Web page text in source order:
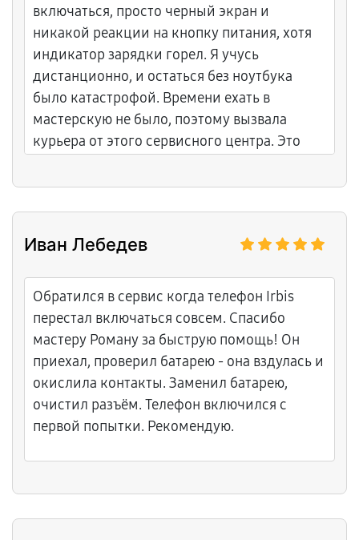
включаться, просто черный экран и
никакой реакции на кнопку питания, хотя
индикатор зарядки горел. Я учусь
дистанционно, и остаться без ноутбука
было катастрофой. Времени ехать в
мастерскую не было, поэтому вызвала
курьера от этого сервисного центра. Это
ноутбук под расписку. Диагностика
дня. Когда мне его вернули, я сразу все
работает идеально, честный и понятный
подход, приятно иметь дело с
профессионалами.
Иван Лебедев
Обратился в сервис когда телефон Irbis
перестал включаться совсем. Спасибо
мастеру Роману за быструю помощь! Он
приехал, проверил батарею - она вздулась и
окислила контакты. Заменил батарею,
очистил разъём. Телефон включился с
первой попытки. Рекомендую.